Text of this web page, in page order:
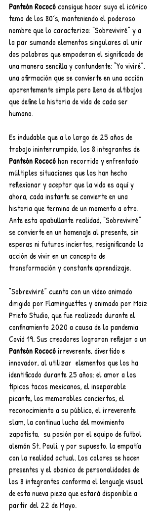
Panteón Rococó consigue hacer suyo el icónico
tema de los 80´s, manteniendo el poderoso
nombre que lo caracteriza: “Sobreviviré” y a
la par sumando elementos singulares al unir
dos palabras que empoderan el significado de
una manera sencilla y contundente: “Yo viviré”,
una afirmación que se convierte en una acción
aparentemente simple pero llena de altibajos
que define la historia de vida de cada ser
humano.
Es indudable que a lo largo de 25 años de
trabajo ininterrumpido, los 8 integrantes de
Panteón Rococó han recorrido y enfrentado
múltiples situaciones que los han hecho
reflexionar y aceptar que la vida es aquí y
ahora, cada instante se convierte en una
historia que termina de un momento a otro.
Ante esta apabullante realidad, “Sobreviviré”
se convierte en un homenaje al presente, sin
esperas ni futuros inciertos, resignificando la
acción de vivir en un concepto de
transformación y constante aprendizaje.
“Sobreviviré” cuenta con un video animado
dirigido por Flaminguettes y animado por Maiz
Prieto Studio, que fue realizado durante el
confinamiento 2020 a causa de la pandemia
Covid 19. Sus creadores lograron reflejar a un
Panteón Rococó irreverente, divertido e
innovador, al utilizar elementos que los ha
identificado durante 25 años: el amor a los
típicos tacos mexicanos, el inseparable
picante, los memorables conciertos, el
reconocimiento a su público, el irreverente
slam, la continua lucha del movimiento
zapatista, su pasión por el equipo de futbol
alemán St. Pauli, y por supuesto, la empatía
con la realidad actual. Los colores se hacen
presentes y el abanico de personalidades de
los 8 integrantes conforma el lenguaje visual
de esta nueva pieza que estará disponible a
partir del 22 de Mayo.